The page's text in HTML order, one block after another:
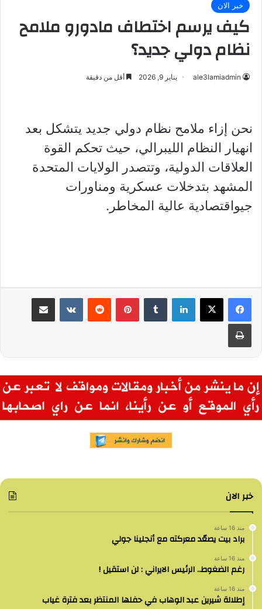
خبر الان
كيف يرسم اختطاف مادورو ملامح
نظام دولي جديد؟
ale3lamiadmin يناير 9, 2026 أقل من دقيقة
نحن إزاء ملامح نظام دولي جديد يتشكل بعد
انهيار النظام الليبرالي، حيث تحكم القوة
العلاقات الدولية، وتتصدر الولايات المتحدة
المشهد بتدخلات عسكرية ومناورات
جيواقتصادية عالية المخاطر.
لينكدإن بينتيريست مشاركة عبر البريد
طباعة
خبر الان
منذ 16 ساعة
براد بيت يصعّد معركته مع أنجلينا جولي
منذ 16 ساعة
رغم الضغوط.. الرئيس الايراني : لن استقيل !
منذ 16 ساعة
إطلالة شيرين عبد الوهاب في حفلها المنتظر بعد فترة غياب